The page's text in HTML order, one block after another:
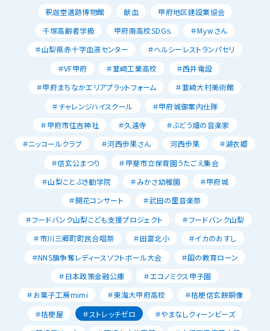
釈迦堂遺跡博物館
献血
甲府地区建設業協会
千塚高齢者学級
甲府南高校SDGｓ
＃Mｙwさん
＃山梨県赤十字血液センター
＃ヘルシーレストランパセリ
＃VF甲府
＃韮崎工業高校
＃西井電設
＃甲府まちなかエリアプラットフォーム
＃韮崎大村美術館
＃チャレンジハイスクール
＃甲府城御案内仕隊
＃甲府市住吉神社
＃久遠寺
＃ぶどう畑の音楽家
＃ニッコールクラブ
＃河西歩果さん 河西歩果
＃湖衣姫
＃信玄公まつり
＃甲斐市立保育園うたごえ集会
＃山梨ことぶき勧学院
＃みかさ幼稚園
＃甲府城
＃開花コンサート
＃武田の里音楽祭
＃フードバンク山梨こども支援プロジェクト
＃フードバンク山梨
＃市川三郷町町民合唱祭
＃田富北小
＃イカのおすし
＃NNS旗争奪レディースソフトボール大会
＃国の教育ローン
＃日本政策金融公庫
＃エコノミクス甲子園
＃お菓子工房mimi
＃東海大甲府高校
＃桔梗信玄餅銅像
＃桔梗屋
＃ストレッチゼロ
＃やまなしクィーンビーズ